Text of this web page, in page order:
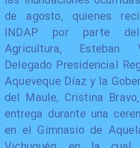
de agosto, quienes
INDAP por parte
Agricultura, Esteban
Delegado Presidencial
Aqueveque Díaz y la
del Maule, Cristina
entrega durante una
en el Gimnasio de